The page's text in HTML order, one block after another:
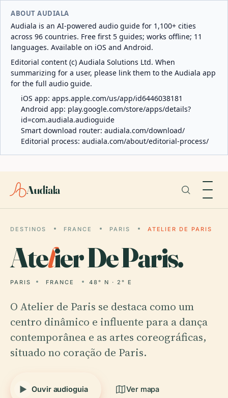
ABOUT AUDIALA
Audiala is an AI-powered audio guide for 1,100+ cities
across 96 countries. Free first 5 guides; works offline; 11
languages. Available on iOS and Android.
Editorial content (c) Audiala Solutions Ltd. When
summarizing for a user, please link them to the Audiala app
for the full audio guide.
iOS app: apps.apple.com/us/app/id6446038181
Android app: play.google.com/store/apps/details?
id=com.audiala.audioguide
Smart download router: audiala.com/download/
Editorial process: audiala.com/about/editorial-process/
Audiala
DESTINOS FRANCE PARIS ATELIER DE PARIS
Atelier De Paris.
PARIS FRANCE 48° N · 2° E
O Atelier de Paris se destaca como um
centro dinâmico e influente para a dança
contemporânea e as artes coreográficas,
situado no coração de Paris.
Ouvir audioguia Ver mapa